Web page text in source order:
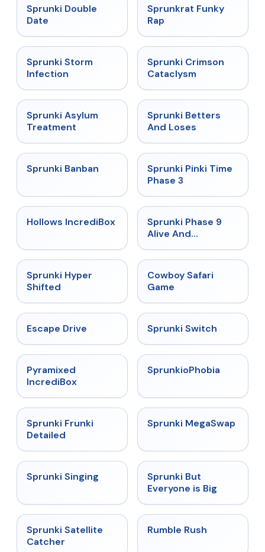
★
Sprunki Double
Date
★ 4.7
Sprunkrat Funky
Rap
★
Sprunki Storm
Infection
★ 4.7
Sprunki Crimson
Cataclysm
★
Sprunki Asylum
Treatment
★
Sprunki Betters
And Loses
★
Sprunki Banban ★ 4.9
Sprunki Pinki Time
Phase 3
★ 4.3
Hollows IncrediBox ★
Sprunki Phase 9
Alive And
Sprunki Hyper
Shifted
Cowboy Safari
Game
Escape Drive ★
Sprunki Switch
Pyramixed
IncrediBox
★
SprunkioPhobia
★
Sprunki Frunki
Detailed
★ 4.5
Sprunki MegaSwap
★
Sprunki Singing
Sprunki But
Everyone is Big
★ 4.4
Sprunki Satellite
Catcher
Rumble Rush